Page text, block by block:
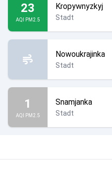
23
AQI PM2.5
Kropywnyzkyj
Stadt
Nowoukrajinka
Stadt
1
AQI PM2.5
Snamjanka
Stadt